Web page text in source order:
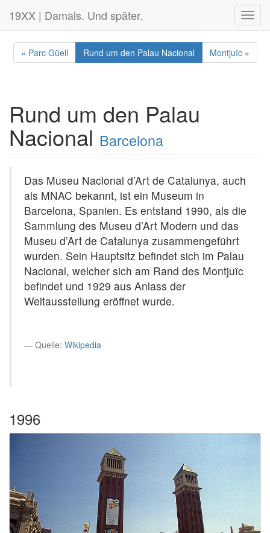
19XX | Damals. Und später.
« Parc Güell Rund um den Palau Nacional Montjuïc »
Rund um den Palau
Nacional Barcelona
Das Museu Nacional d’Art de Catalunya, auch
als MNAC bekannt, ist ein Museum in
Barcelona, Spanien. Es entstand 1990, als die
Sammlung des Museu d’Art Modern und das
Museu d’Art de Catalunya zusammengeführt
wurden. Sein Hauptsitz befindet sich im Palau
Nacional, welcher sich am Rand des Montjuïc
befindet und 1929 aus Anlass der
Weltausstellung eröffnet wurde.
Quelle: Wikipedia
1996